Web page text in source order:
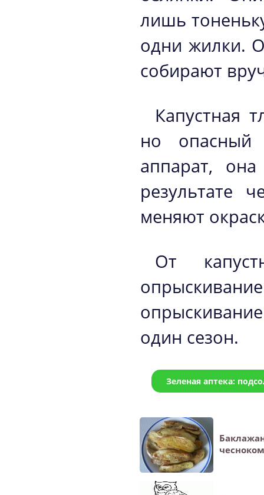
лишь
одни жилки.
собирают
Капустная
но опасный
аппарат,
результате
меняют
От
один сезон.
Зеленая аптека:
чесноком